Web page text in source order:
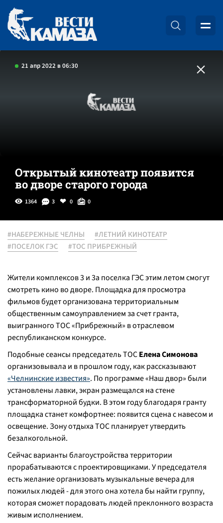
21 апр 2022 в 06:30
Открытый кинотеатр появится
во дворе старого города
1364 3 0 0
#НАБЕРЕЖНЫЕ ЧЕЛНЫ
#ЛЕТНИЙ КИНОТЕАТР
#ПОСЕЛОК ГЭС
#ТОС ПРИБРЕЖНЫЙ
Жители комплексов 3 и 3а поселка ГЭС этим летом смогут
смотреть кино во дворе. Площадка для просмотра
фильмов будет организована территориальным
общественным самоуправлением за счет гранта,
выигранного ТОС «Прибрежный» в отраслевом
республиканском конкурсе.
Подобные сеансы председатель ТОСЕлена Симонова
организовывала и в прошлом году, как рассказывают
«Челнинские известия». По программе «Наш двор» были
установлены лавки, экран размещался на стене
трансформаторной будки. В этом году благодаря гранту
площадка станет комфортнее: появится сцена с навесом и
освещение. Зону отдыха ТОС планирует утвердить
безалкогольной.
Сейчас варианты благоустройства территории
прорабатываются с проектировщиками. У председателя
есть желание организовать музыкальные вечера для
пожилых людей - для этого она хотела бы найти группу,
которая сможет порадовать людей преклонного возраста
живым исполнением.